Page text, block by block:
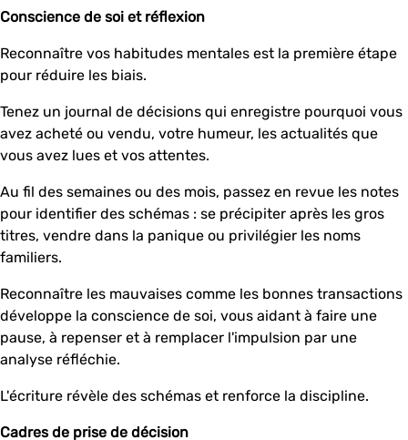
Conscience de soi et réflexion
Reconnaître vos habitudes mentales est la première étape
pour réduire les biais.
Tenez un journal de décisions qui enregistre pourquoi vous
avez acheté ou vendu, votre humeur, les actualités que
vous avez lues et vos attentes.
Au fil des semaines ou des mois, passez en revue les notes
pour identifier des schémas : se précipiter après les gros
titres, vendre dans la panique ou privilégier les noms
familiers.
Reconnaître les mauvaises comme les bonnes transactions
développe la conscience de soi, vous aidant à faire une
pause, à repenser et à remplacer l'impulsion par une
analyse réfléchie.
L'écriture révèle des schémas et renforce la discipline.
Cadres de prise de décision